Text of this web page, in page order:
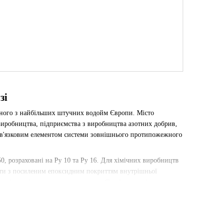
з найбільших штучних водойм Європи. Місто
підприємства з виробництва азотних добрив,
елементом системи зовнішнього протипожежного
розраховані на Ру 10 та Ру 16. Для хімічних виробництв
з посиленим епоксидним покриттям внутрішньої